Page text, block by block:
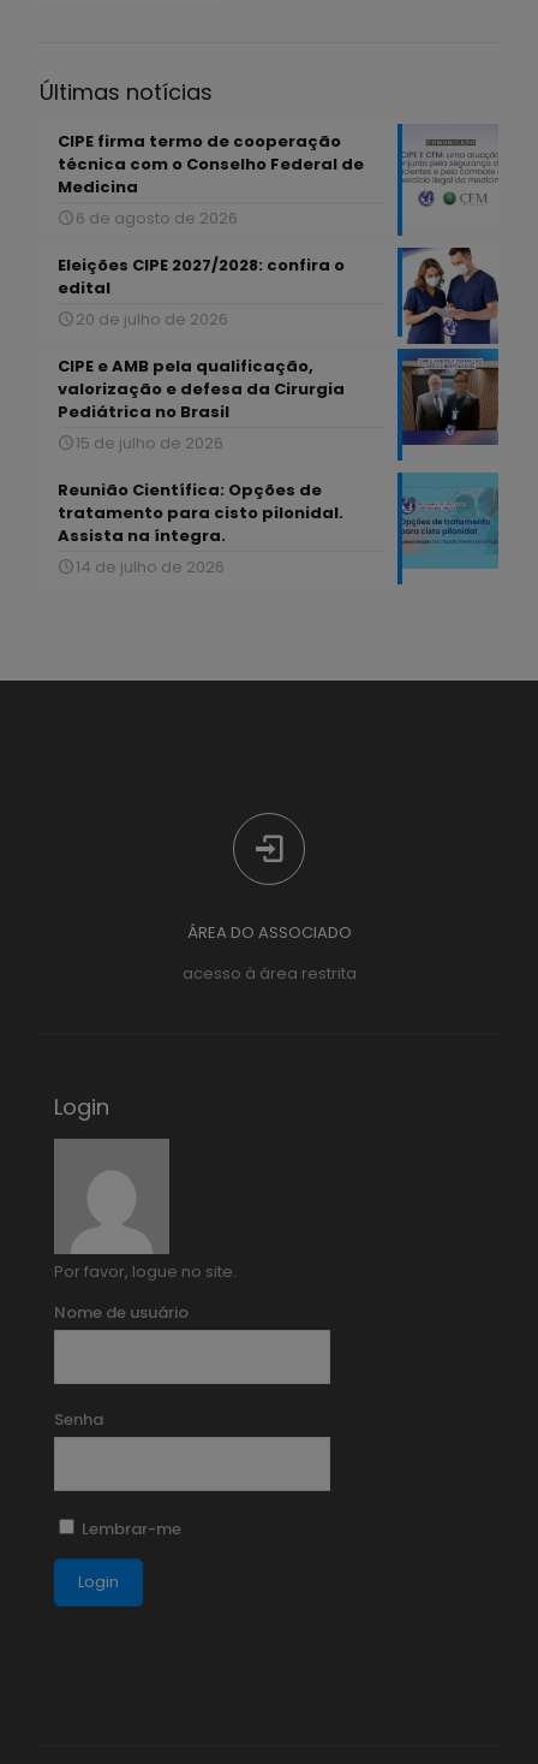
Últimas notícias
CIPE firma termo de cooperação
técnica com o Conselho Federal de
Medicina
6 de agosto de 2026
Eleições CIPE 2027/2028: confira o
edital
20 de julho de 2026
CIPE e AMB pela qualificação,
valorização e defesa da Cirurgia
Pediátrica no Brasil
15 de julho de 2026
Reunião Científica: Opções de
tratamento para cisto pilonidal.
Assista na íntegra.
14 de julho de 2026
ÁREA DO ASSOCIADO
acesso à área restrita
Login
Por favor, logue no site.
Nome de usuário
Senha
Lembrar-me